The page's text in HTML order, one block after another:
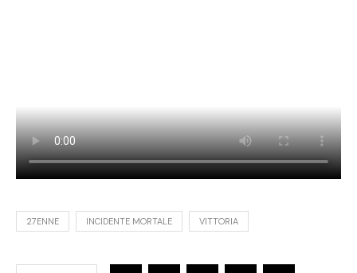
27ENNE INCIDENTE MORTALE VITTORIA